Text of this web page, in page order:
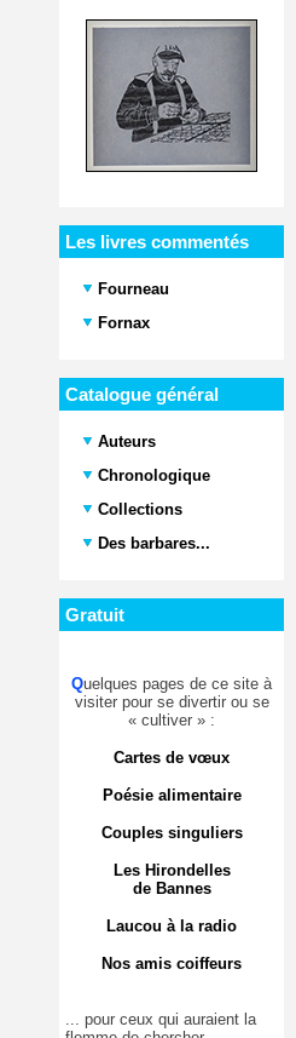
Les livres commentés
Fourneau
Fornax
Catalogue général
Auteurs
Chronologique
Collections
Des barbares...
Gratuit
Quelques pages de ce site à
visiter pour se divertir ou se
« cultiver » :
Cartes de vœux
Poésie alimentaire
Couples singuliers
Les Hirondelles
de Bannes
Laucou à la radio
Nos amis coiffeurs
... pour ceux qui auraient la